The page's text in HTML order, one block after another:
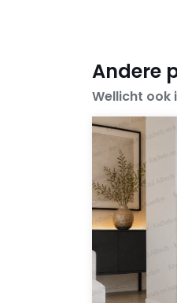
Andere
Wellicht ook